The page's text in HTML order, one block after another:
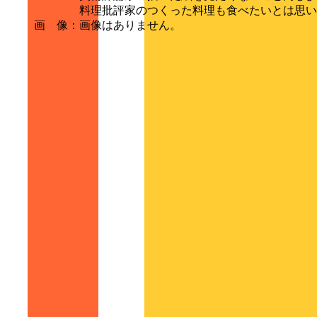
料理批評家のつくった料理も食べたいとは思
画 像 ： 画像はありません。